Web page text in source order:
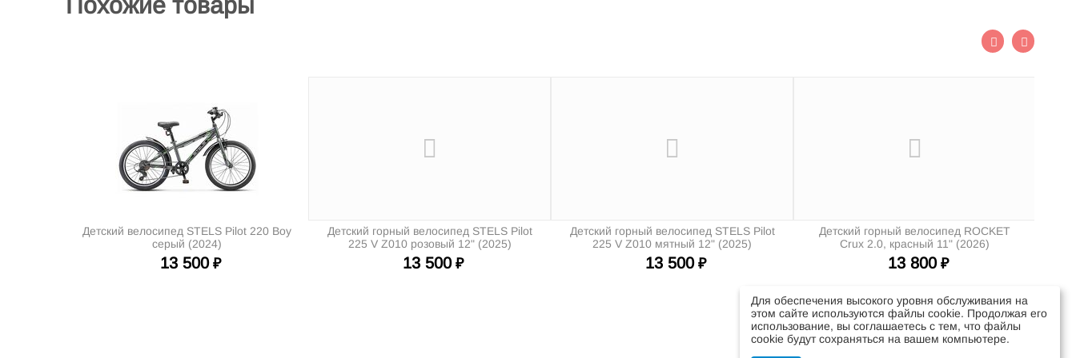
Детский велосипед STELS Pilot 220 Boy
серый (2024)
13 500 ₽
Детский горный велосипед STELS Pilot
225 V Z010 розовый 12" (2025)
13 500 ₽
Детский горный велосипед STELS Pilot
225 V Z010 мятный 12" (2025)
13 500 ₽
Детский горный велосипед ROCKET
Crux 2.0, красный 11" (2026)
13 800 ₽
Для обеспечения высокого уровня обслуживания на
этом сайте используются файлы cookie. Продолжая его
использование, вы соглашаетесь с тем, что файлы
cookie будут сохраняться на вашем компьютере.